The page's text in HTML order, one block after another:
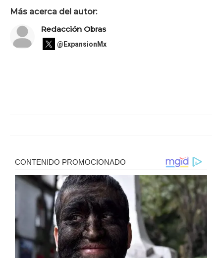
Más acerca del autor:
Redacción Obras
@ExpansionMx